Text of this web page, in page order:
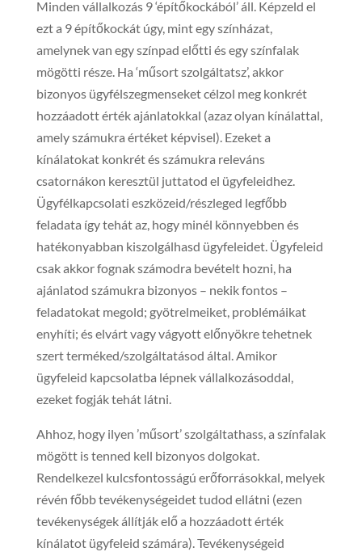
Minden vállalkozás 9 ‘építőkockából’ áll. Képzeld el
ezt a 9 építőkockát úgy, mint egy színházat,
amelynek van egy színpad előtti és egy színfalak
mögötti része. Ha ‘műsort szolgáltatsz’, akkor
bizonyos ügyfélszegmenseket célzol meg konkrét
hozzáadott érték ajánlatokkal (azaz olyan kínálattal,
amely számukra értéket képvisel). Ezeket a
kínálatokat konkrét és számukra releváns
csatornákon keresztül juttatod el ügyfeleidhez.
Ügyfélkapcsolati eszközeid/részleged legfőbb
feladata így tehát az, hogy minél könnyebben és
hatékonyabban kiszolgálhasd ügyfeleidet. Ügyfeleid
csak akkor fognak számodra bevételt hozni, ha
ajánlatod számukra bizonyos – nekik fontos –
feladatokat megold; gyötrelmeiket, problémáikat
enyhíti; és elvárt vagy vágyott előnyökre tehetnek
szert terméked/szolgáltatásod által. Amikor
ügyfeleid kapcsolatba lépnek vállalkozásoddal,
ezeket fogják tehát látni.
Ahhoz, hogy ilyen ’műsort’ szolgáltathass, a színfalak
mögött is tenned kell bizonyos dolgokat.
Rendelkezel kulcsfontosságú erőforrásokkal, melyek
révén főbb tevékenységeidet tudod ellátni (ezen
tevékenységek állítják elő a hozzáadott érték
kínálatot ügyfeleid számára). Tevékenységeid